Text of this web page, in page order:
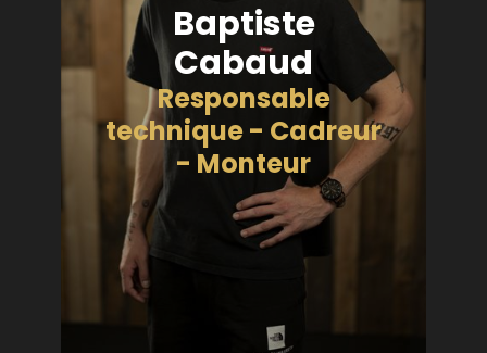
Baptiste
Cabaud
Responsable
technique - Cadreur
- Monteur